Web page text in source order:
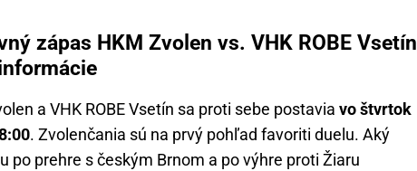
zápas HKM Zvolen vs. VHK ROBE Vsetín
a VHK ROBE Vsetín sa proti sebe postavia vo štvrtok
. Zvolenčania sú na prvý pohľad favoriti duelu. Aký
po prehre s českým Brnom a po výhre proti Žiaru